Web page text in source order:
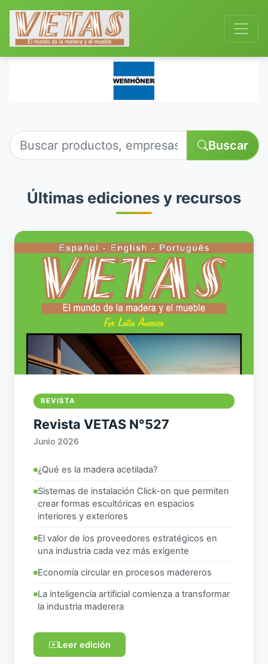
Buscar
Últimas ediciones y recursos
REVISTA
Revista VETAS N°527
Junio 2026
¿Qué es la madera acetilada?
Sistemas de instalación Click-on que permiten
crear formas escultóricas en espacios
interiores y exteriores
El valor de los proveedores estratégicos en
una industria cada vez más exigente
Economía circular en procesos madereros
La inteligencia artificial comienza a transformar
la industria maderera
Leer edición